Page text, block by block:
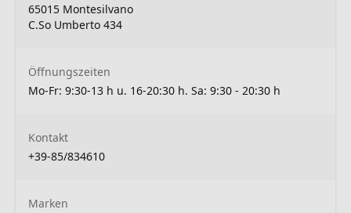
65015 Montesilvano
C.So Umberto 434
Öffnungszeiten
Mo-Fr: 9:30-13 h u. 16-20:30 h. Sa: 9:30 - 20:30 h
Kontakt
+39-85/834610
Marken